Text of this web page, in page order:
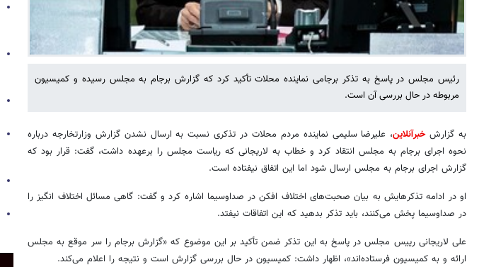
رئیس مجلس در پاسخ به تذکر برجامی نماینده محلات تأکید کرد که گزارش برجام به مجلس رسیده و کمیسیون
مربوطه در حال بررسی آن است.
به گزارشخبرآنلاین، علیرضا سلیمی نماینده مردم محلات در تذکری نسبت به ارسال نشدن گزارش وزارتخارجه درباره
نحوه اجرای برجام به مجلس انتقاد کرد و خطاب به لاریجانی که ریاست مجلس را برعهده داشت، گفت: قرار بود که
گزارش اجرای برجام به مجلس ارسال شود اما این اتفاق نیفتاده است.
او در ادامه تذکرهایش به بیان صحبت‌های اختلاف افکن در صداوسیما اشاره کرد و گفت: گاهی مسائل اختلاف انگیز را
در صداوسیما پخش می‌کنند، باید تذکر بدهید که این اتفاقات نیفتد.
علی لاریجانی رییس مجلس در پاسخ به این تذکر ضمن تأکید بر این موضوع که «گزارش برجام را سر موقع به مجلس
ارائه و به کمیسیون فرستاده‌اند»، اظهار داشت: کمیسیون در حال بررسی گزارش است و نتیجه را اعلام می‌کند.